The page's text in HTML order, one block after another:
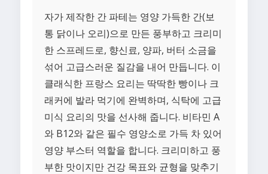
자가 제작한 간 파테는 영양 가득한 간(보
통 닭이나 오리)으로 만든 풍부하고 크리미
한 스프레드로, 향신료, 양파, 버터 소금을
섞어 고급스러운 질감을 내어 만듭니다. 이
클래식한 프랑스 요리는 딱딱한 빵이나 크
래커에 발라 먹기에 완벽하며, 식탁에 고급
미식 요리의 맛을 선사해 줍니다. 비타민 A
와 B12와 같은 필수 영양소로 가득 차 있어
영양 부스터 역할을 합니다. 크리미하고 풍
부한 맛이지만 건강 목표와 균형을 맞추기